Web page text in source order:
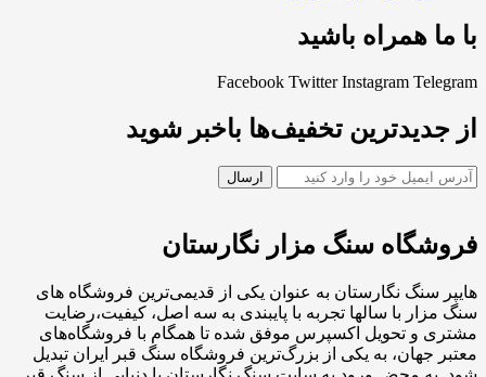
با ما همراه باشید
Facebook Twitter Instagram Telegram
از جدیدترین تخفیف‌ها باخبر شوید
فروشگاه سنگ مزار نگارستان
هایپر سنگ نگارستان به عنوان یکی از قدیمی‌ترین فروشگاه های
سنگ مزار با سالها تجربه با پایبندی به سه اصل، کیفیت،رضایت
مشتری و تحویل اکسپرس موفق شده تا همگام با فروشگاه‌های
معتبر جهان، به یکی از بزرگ‌ترین فروشگاه سنگ قبر ایران تبدیل